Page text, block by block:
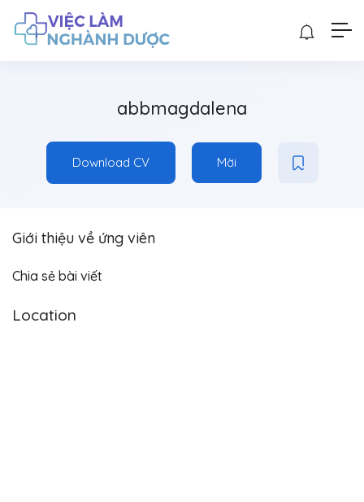
abbmagdalena
Download CV Mời
Giới thiệu về ứng viên
Chia sẻ bài viết
Location